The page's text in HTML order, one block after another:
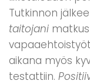
Tutkinnon
taitojani
aikana myös
testattiin.